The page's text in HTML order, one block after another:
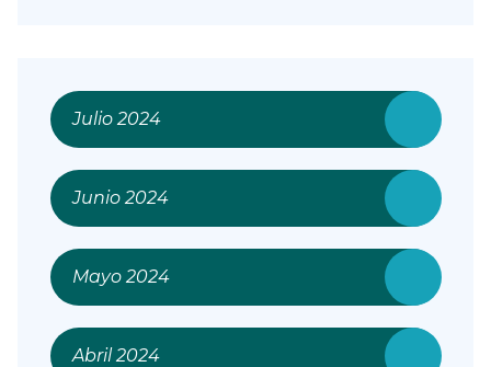
Julio 2024
Junio 2024
Mayo 2024
Abril 2024